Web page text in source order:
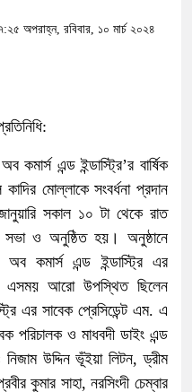
অপরাহ্ন, রবিবার, ১০ মার্চ ২০২৪
কমার্স এন্ড ইন্ডাস্ট্রি’র বার্ষিক
মোল্লাকে সংবর্ধনা প্রদান
সকাল ১০ টা থেকে রাত
সভা ও অনুষ্ঠিত হয়। অনুষ্ঠানে
অব কমার্স এন্ড ইন্ডাস্ট্রি এর
এসময় আরো উপস্থিত ছিলেন
এর সাবেক প্রেসিডেন্ট এম. এ
পরিচালক ও মাধবদী ডাইং এন্ড
উদ্দিন ভূঁইয়া লিটন, ড্রীম
কুমার সাহা, নরসিংদী চেম্বার